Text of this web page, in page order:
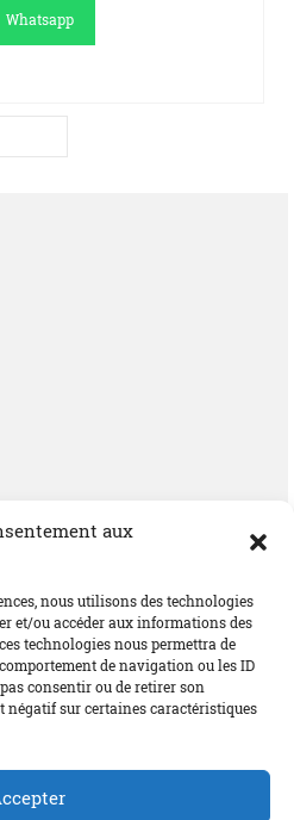
aux
nous utilisons des technologies
et/ou accéder aux informations des
technologies nous permettra de
de navigation ou les ID
consentir ou de retirer son
négatif sur certaines caractéristiques
Whatsapp
Boigny